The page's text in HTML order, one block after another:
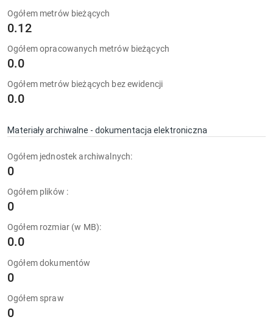
Ogółem metrów bieżących
0.12
Ogółem opracowanych metrów bieżących
0.0
Ogółem metrów bieżących bez ewidencji
0.0
Materiały archiwalne - dokumentacja elektroniczna
Ogółem jednostek archiwalnych:
0
Ogółem plików :
0
Ogółem rozmiar (w MB):
0.0
Ogółem dokumentów
0
Ogółem spraw
0